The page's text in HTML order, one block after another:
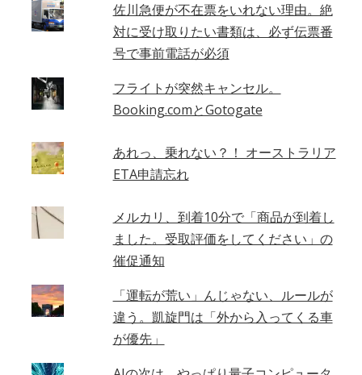
佐川急便が不在票をいれない理由。絶
対に受け取りたい書類は、必ず伝票番
号で事前電話が必須
フライトが突然キャンセル。
Booking.comとGotogate
あれっ、乗れない？！ オーストラリア
ETA申請忘れ
メルカリ、到着10分で「商品が到着し
ました。受取評価をしてください」の
催促通知
「運転が荒い」んじゃない、ルールが
違う。凱旋門は「外から入ってくる車
が優先」